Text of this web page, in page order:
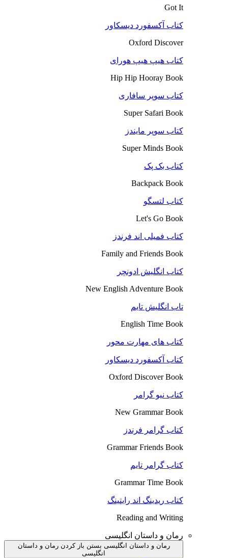
Got It
کتاب آکسفورد دیسکاور
Oxford Discover
کتاب هیپ هیپ هورای
Hip Hip Hooray Book
کتاب سوپر سافاری
Super Safari Book
کتاب سوپر مایندز
Super Minds Book
کتاب بک پک
Backpack Book
کتاب لتسگو
Let's Go Book
کتاب فمیلی اند فرندز
Family and Friends Book
کتاب انگلیش ادونچر
New English Adventure Book
تاب انگلیش تایم
English Time Book
کتاب های مهارت محور
کتاب آکسفورد دیسکاور
Oxford Discover Book
کتاب نیو گرامر
New Grammar Book
کتاب گرامر فرندز
Grammar Friends Book
کتاب گرامر تایم
Grammar Time Book
کتاب ریدینگ اند رایتینگ
Reading and Writing
رمان و داستان انگلیسی
رمان و داستان انگلیسی بستن باز کردن رمان و داستان
انگلیسی